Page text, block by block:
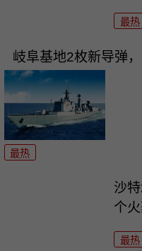
最热
岐阜基地2枚新导弹
最热
沙
个
最热